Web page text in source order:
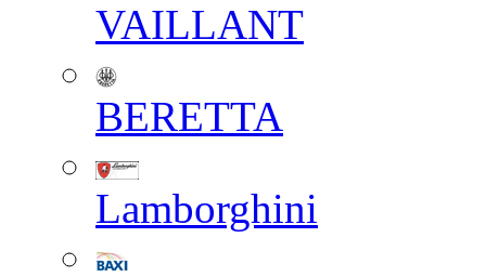
VAILLANT
BERETTA
Lamborghini